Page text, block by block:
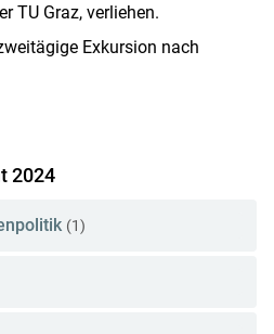
TU Graz, verliehen.
Exkursion nach
2024
(1)